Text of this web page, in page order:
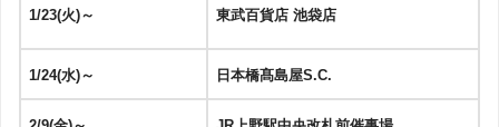
1/23(火)～ 東武百貨店 池袋店
1/24(水)～ 日本橋髙島屋S.C.